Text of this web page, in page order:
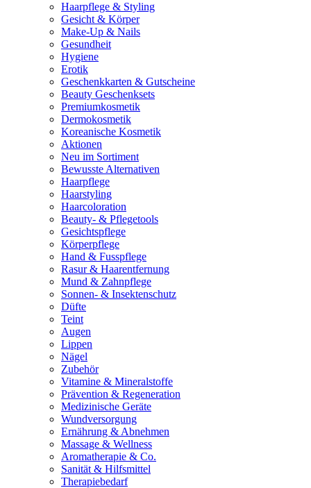
Haarpflege & Styling
Gesicht & Körper
Make-Up & Nails
Gesundheit
Hygiene
Erotik
Geschenkkarten & Gutscheine
Beauty Geschenksets
Premiumkosmetik
Dermokosmetik
Koreanische Kosmetik
Aktionen
Neu im Sortiment
Bewusste Alternativen
Haarpflege
Haarstyling
Haarcoloration
Beauty- & Pflegetools
Gesichtspflege
Körperpflege
Hand & Fusspflege
Rasur & Haarentfernung
Mund & Zahnpflege
Sonnen- & Insektenschutz
Düfte
Teint
Augen
Lippen
Nägel
Zubehör
Vitamine & Mineralstoffe
Prävention & Regeneration
Medizinische Geräte
Wundversorgung
Ernährung & Abnehmen
Massage & Wellness
Aromatherapie & Co.
Sanität & Hilfsmittel
Therapiebedarf